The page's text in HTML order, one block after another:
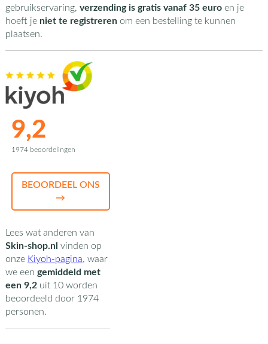
gebruikservaring, verzending is gratis vanaf 35 euroen je
hoeft je niet te registrerenom een bestelling te kunnen
plaatsen.
9,2
1974 beoordelingen
BEOORDEEL ONS
→
Lees wat anderen van
Skin-shop.nl vinden op
onze Kiyoh-pagina, waar
we een gemiddeld met
een 9,2uit 10worden
beoordeeld door 1974
personen.